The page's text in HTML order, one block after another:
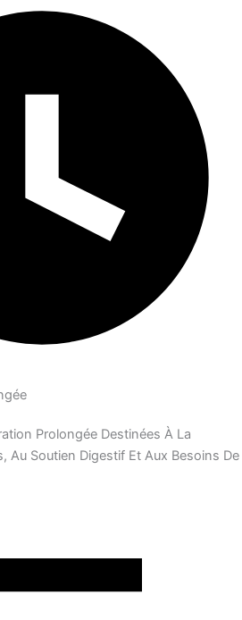
Prolongée Destinées À La
Au Soutien Digestif Et Aux Besoins De